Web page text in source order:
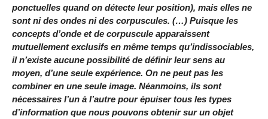
ponctuelles quand on détecte leur position), mais elles ne
sont ni des ondes ni des corpuscules. (…) Puisque les
concepts d’onde et de corpuscule apparaissent
mutuellement exclusifs en même temps qu’indissociables,
il n’existe aucune possibilité de définir leur sens au
moyen, d’une seule expérience. On ne peut pas les
combiner en une seule image. Néanmoins, ils sont
nécessaires l’un à l’autre pour épuiser tous les types
d’information que nous pouvons obtenir sur un objet